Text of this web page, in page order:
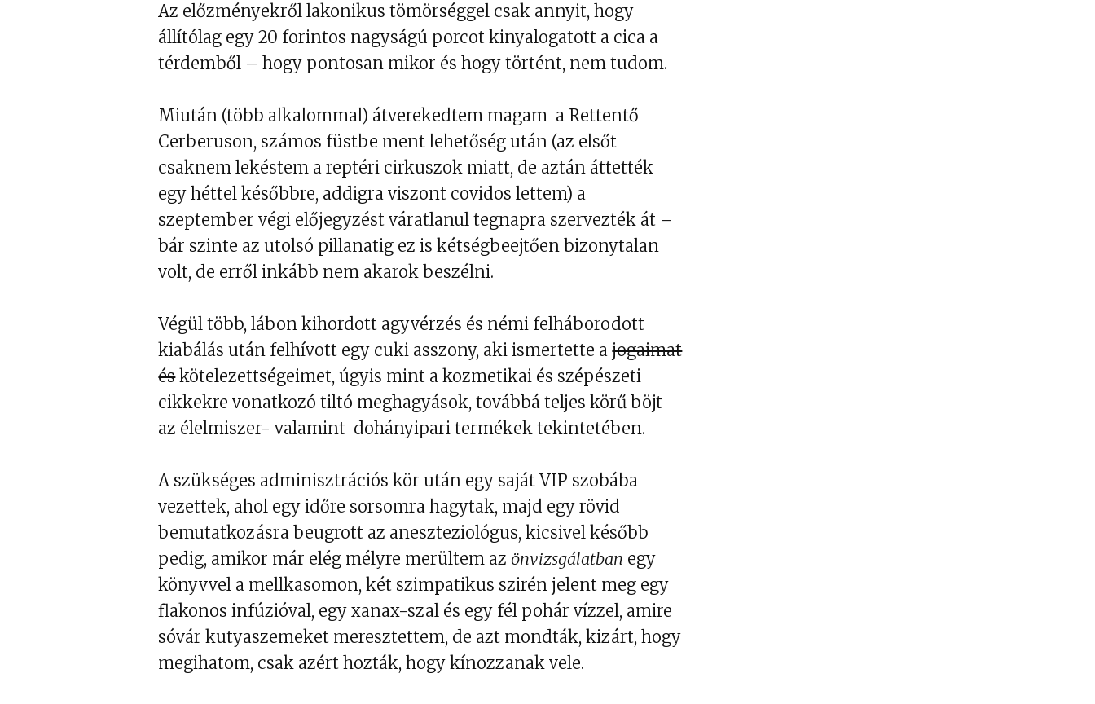
Az előzményekről lakonikus tömörséggel csak annyit, hogy
állítólag egy 20 forintos nagyságú porcot kinyalogatott a cica a
térdemből – hogy pontosan mikor és hogy történt, nem tudom.
Miután (több alkalommal) átverekedtem magam a Rettentő
Cerberuson, számos füstbe ment lehetőség után (az elsőt
csaknem lekéstem a reptéri cirkuszok miatt, de aztán áttették
egy héttel későbbre, addigra viszont covidos lettem) a
szeptember végi előjegyzést váratlanul tegnapra szervezték át –
bár szinte az utolsó pillanatig ez is kétségbeejtően bizonytalan
volt, de erről inkább nem akarok beszélni.
Végül több, lábon kihordott agyvérzés és némi felháborodott
kiabálás után felhívott egy cuki asszony, aki ismertette ajogaimat
éskötelezettségeimet, úgyis mint a kozmetikai és szépészeti
cikkekre vonatkozó tiltó meghagyások, továbbá teljes körű böjt
az élelmiszer- valamint dohányipari termékek tekintetében.
A szükséges adminisztrációs kör után egy saját VIP szobába
vezettek, ahol egy időre sorsomra hagytak, majd egy rövid
bemutatkozásra beugrott az aneszteziológus, kicsivel később
pedig, amikor már elég mélyre merültem azönvizsgálatban egy
könyvvel a mellkasomon, két szimpatikus szirén jelent meg egy
flakonos infúzióval, egy xanax-szal és egy fél pohár vízzel, amire
sóvár kutyaszemeket meresztettem, de azt mondták, kizárt, hogy
megihatom, csak azért hozták, hogy kínozzanak vele.